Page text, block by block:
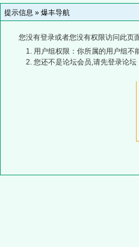
提示信息 » 爆丰导航
您没有登录或者您没有权限访问此页
用户组权限：你所属的用户组不
您还不是论坛会员,请先登录论坛